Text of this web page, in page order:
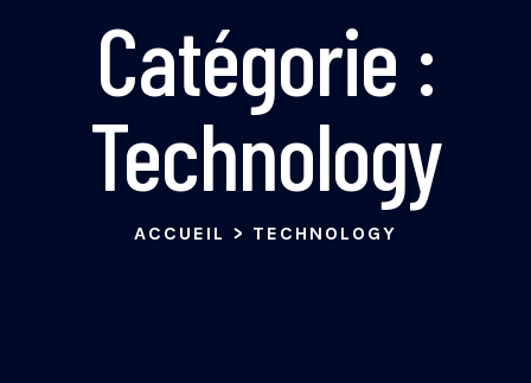
Catégorie :
Technology
ACCUEIL > TECHNOLOGY